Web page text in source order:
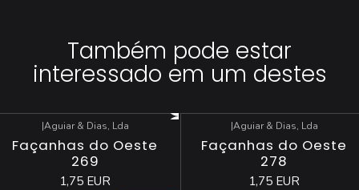
Também pode estar
interessado em um destes
|Aguiar & Dias, Lda
Façanhas do Oeste
269
1,75 EUR
Esgotado
|Aguiar & Dias, Lda
Façanhas do Oeste
278
1,75 EUR